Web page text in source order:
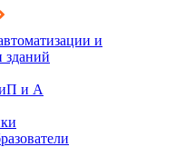
и
зданий
и А